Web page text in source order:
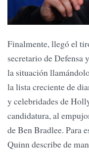
Finalmente, llegó el
secretario de Defensa
la situación
la lista creciente de
y celebridades de
candidatura, al
de Ben Bradlee. Para
Quinn describe de